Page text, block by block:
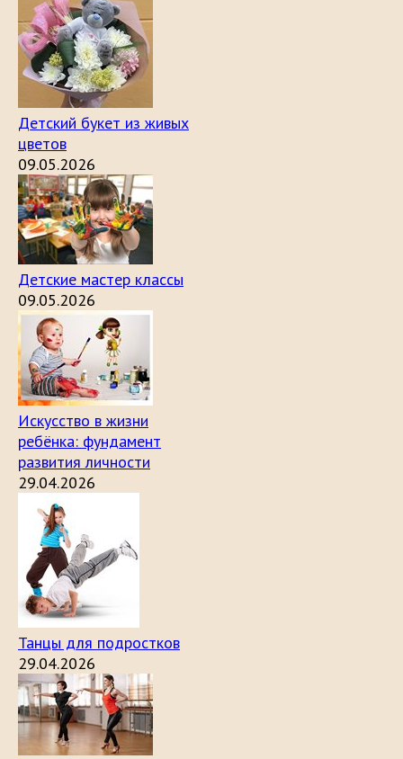
Детский букет из живых
цветов
09.05.2026
Детские мастер классы
09.05.2026
Искусство в жизни
ребёнка: фундамент
развития личности
29.04.2026
Танцы для подростков
29.04.2026